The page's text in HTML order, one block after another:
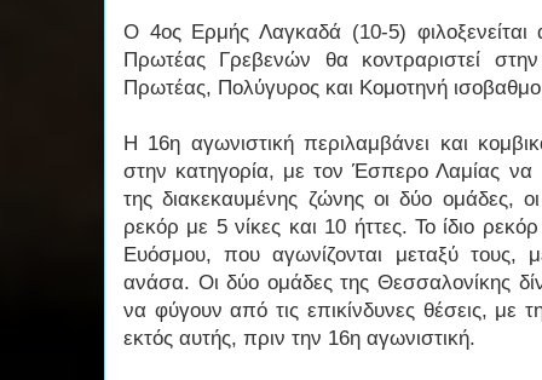
Ο 4ος Ερμής Λαγκαδά (10-5)
Πρωτέας Γρεβενών θα κοντραριστεί
Πρωτέας, Πολύγυρος και Κομοτηνή
Η 16η αγωνιστική περιλαμβάνει και
στην κατηγορία, με τον Έσπερο Λαμίας να
της διακεκαυμένης ζώνης οι δύο ομάδες,
ρεκόρ με 5 νίκες και 10 ήττες. Το ίδιο
Ευόσμου, που αγωνίζονται μεταξύ τους,
ανάσα. Οι δύο ομάδες της Θεσσαλονίκης
να φύγουν από τις επικίνδυνες θέσεις, με
εκτός αυτής, πριν την 16η αγωνιστική.